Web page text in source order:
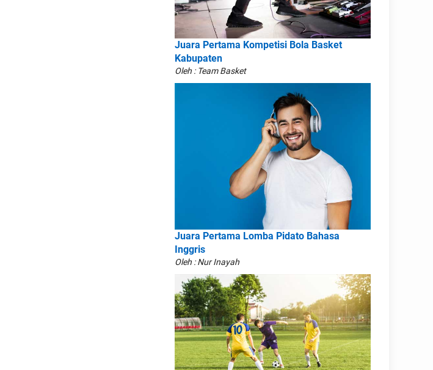
Juara Pertama Kompetisi Bola Basket
Kabupaten
Oleh : Team Basket
Juara Pertama Lomba Pidato Bahasa
Inggris
Oleh : Nur Inayah